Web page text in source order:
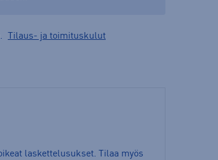
Tilaus- ja toimituskulut
laskettelusukset. Tilaa myös